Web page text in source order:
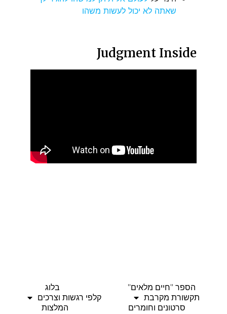
שאתה לא יכול לעשות משהו
Judgment Inside
הספר "חיים מלאים"
בלוג
תקשורת מקרבת
קלפי רגשות וצרכים
סרטונים וחומרים
המלצות